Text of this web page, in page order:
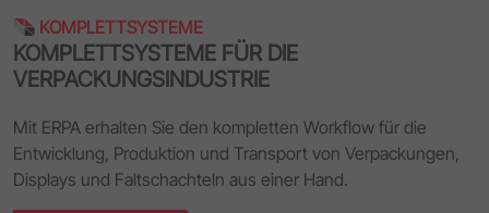
KOMPLETTSYSTEME
KOMPLETTSYSTEME FÜR DIE
VERPACKUNGSINDUSTRIE
Mit ERPA erhalten Sie den kompletten Workflow für die
Entwicklung, Produktion und Transport von Verpackungen,
Displays und Faltschachteln aus einer Hand.